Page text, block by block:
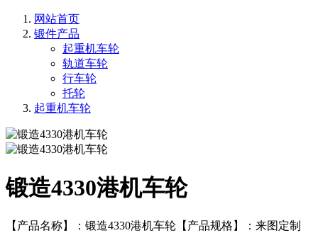
网站首页
锻件产品
起重机车轮
轨道车轮
行车轮
托轮
起重机车轮
锻造4330港机车轮
【产品名称】：锻造4330港机车轮【产品规格】：来图定制